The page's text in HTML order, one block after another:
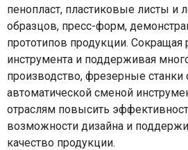
пенопласт, пластиковые листы и
образцов, пресс-форм,
прототипов продукции.
инструмента и поддерживая
производство, фрезерные
автоматической сменой
отраслям повысить
возможности дизайна и
качество продукции.